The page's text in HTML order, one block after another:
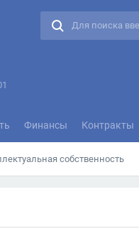
Финансы Контракты
собственность